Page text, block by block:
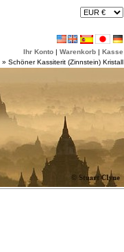
Ihr Konto | Warenkorb | Kasse
» Schöner Kassiterit (Zinnstein) Kristall